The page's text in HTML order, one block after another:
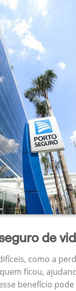
de
como a
ficou,
benefício